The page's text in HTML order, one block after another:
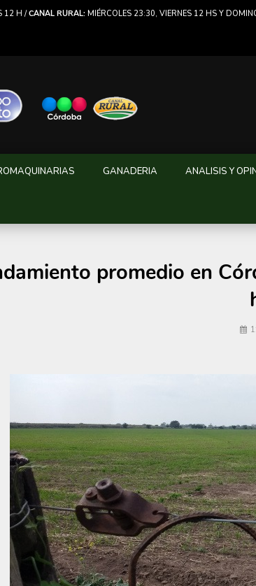
12 H /CANAL RURAL: MIÉRCOLES 23:30, VIERNES 12 HS Y
GANADERIA ANALISIS Y
promedio en